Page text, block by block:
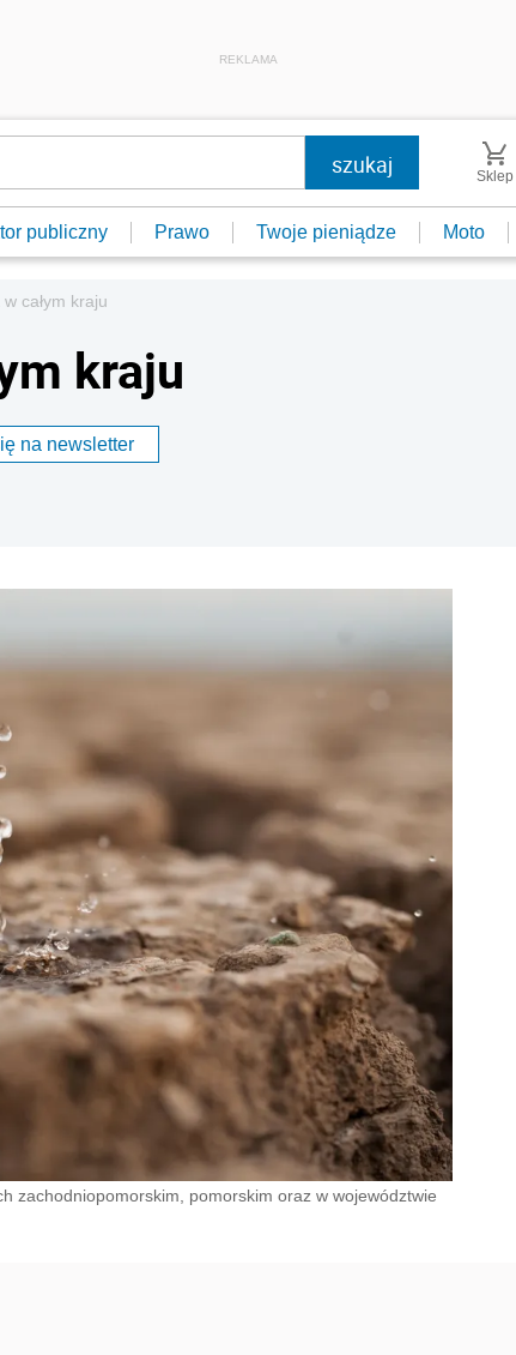
REKLAMA
Sklep
publiczny Prawo Twoje pieniądze Moto
całym kraju
kraju
na newsletter
zachodniopomorskim, pomorskim oraz w województwie